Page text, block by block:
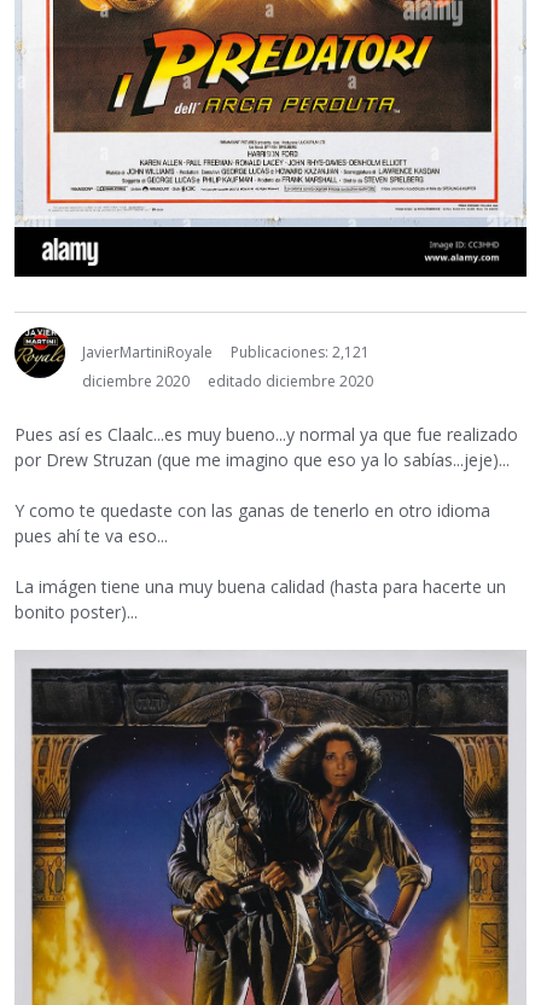
JavierMartiniRoyale
Publicaciones: 2,121
diciembre 2020
editado diciembre 2020
Pues así es Claalc...es muy bueno...y normal ya que fue realizado
por Drew Struzan (que me imagino que eso ya lo sabías...jeje)...
Y como te quedaste con las ganas de tenerlo en otro idioma
pues ahí te va eso...
La imágen tiene una muy buena calidad (hasta para hacerte un
bonito poster)...